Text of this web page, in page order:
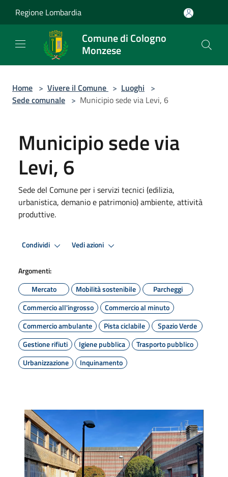
Regione Lombardia
Comune di Cologno
Monzese
Home > Vivere il Comune > Luoghi >
Sede comunale > Municipio sede via Levi, 6
Municipio sede via
Levi, 6
Sede del Comune per i servizi tecnici (edilizia,
urbanistica, demanio e patrimonio) ambiente, attività
produttive.
Condividi Vedi azioni
Argomenti:
Mercato
Mobilità sostenibile
Parcheggi
Commercio all'ingrosso
Commercio al minuto
Commercio ambulante
Pista ciclabile
Spazio Verde
Gestione rifiuti
Igiene pubblica
Trasporto pubblico
Urbanizzazione
Inquinamento